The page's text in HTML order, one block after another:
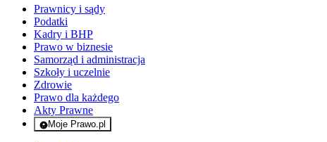
Prawnicy i sądy
Podatki
Kadry i BHP
Prawo w biznesie
Samorząd i administracja
Szkoły i uczelnie
Zdrowie
Prawo dla każdego
Akty Prawne
Moje Prawo.pl
- rejestracja i logowanie do serwisu